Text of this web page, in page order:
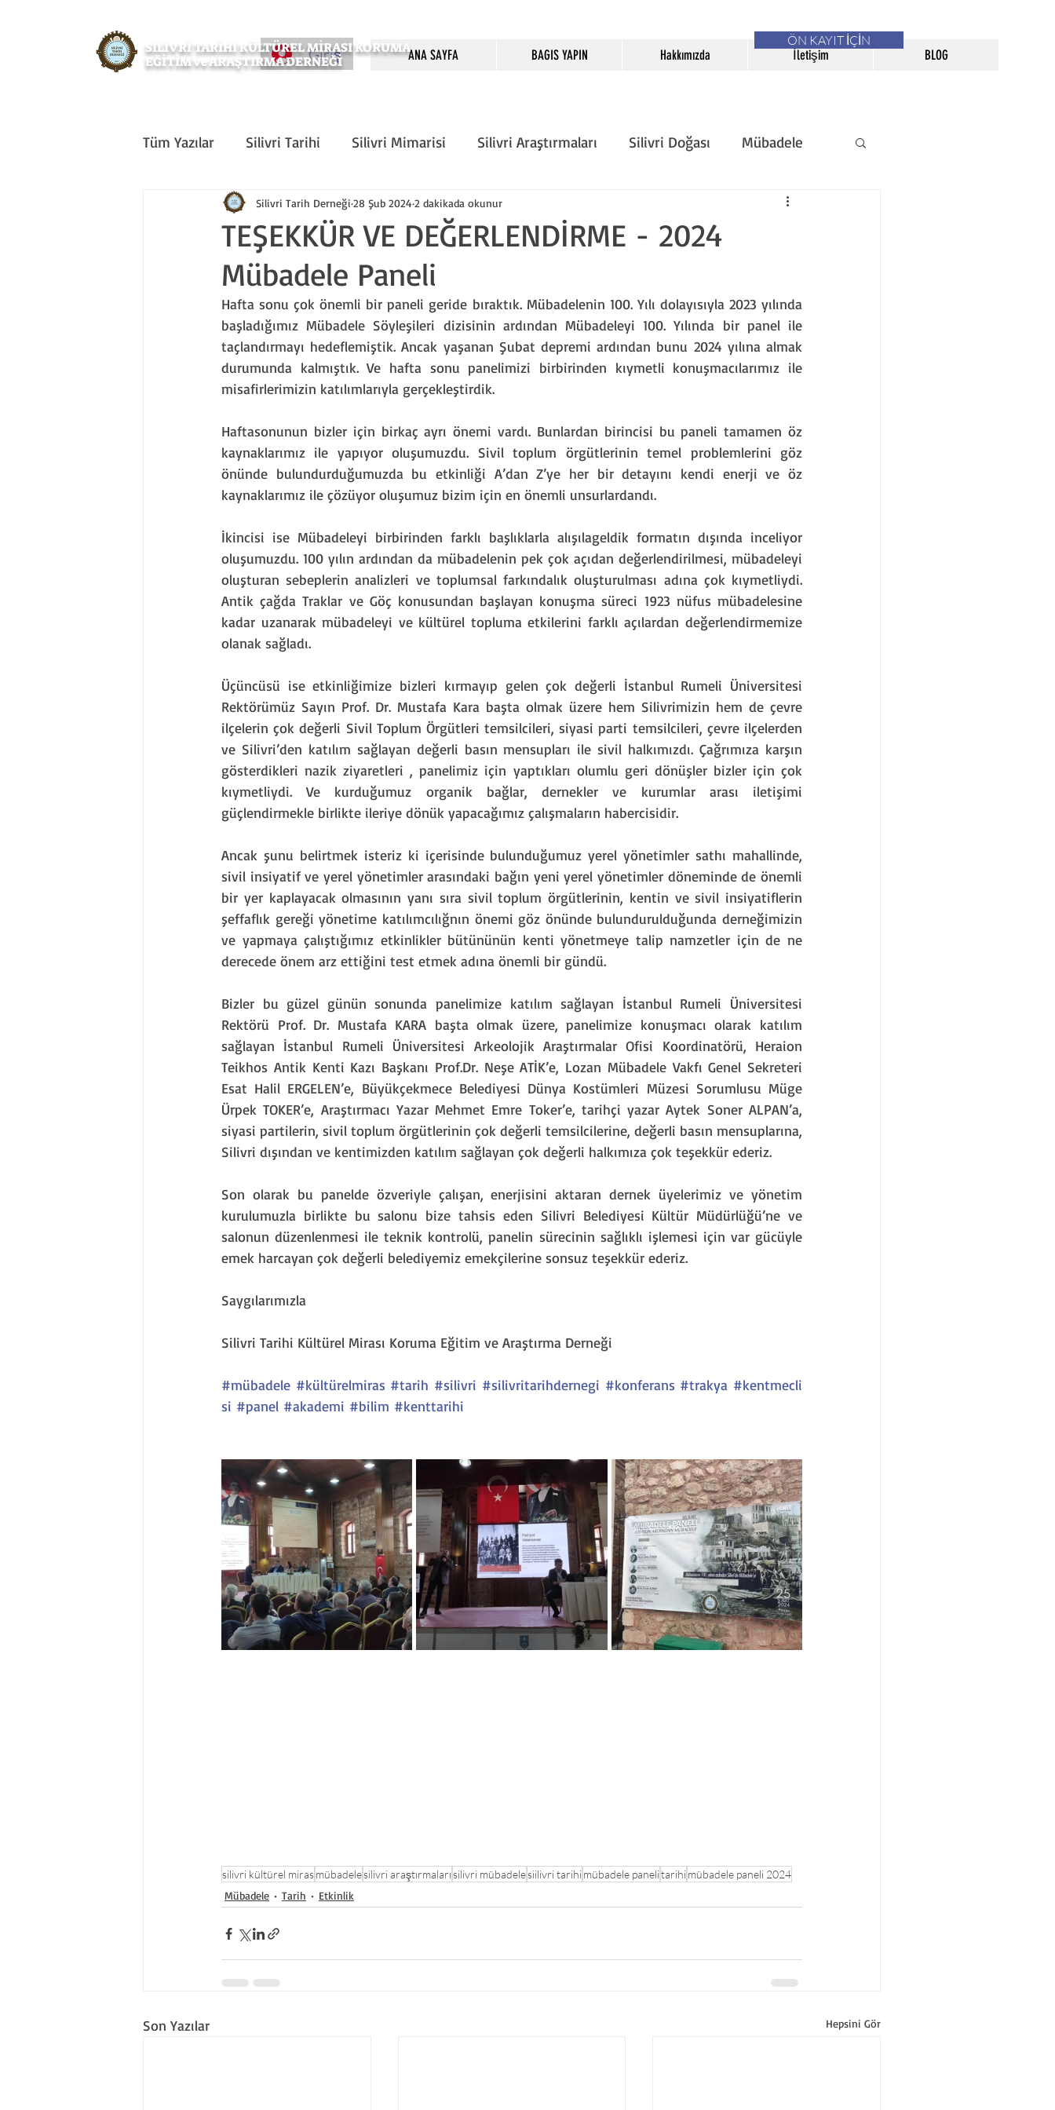
SİLİVRİ TARİHİ KÜLTÜREL MİRASI KORUMA
EĞİTİM ve ARAŞTIRMA DERNEĞİ
ÖN KAYIT İÇİN
Giriş ANA SAYFA BAGIS YAPIN Hakkımızda İletişim BLOG
Tüm Yazılar Silivri Tarihi Silivri Mimarisi Silivri Araştırmaları Silivri Doğası Mübadele
Tarih Sanat Önemli Günler Köşe Yazarları
Silivri Çalışmaları Sivil Toplum
TEŞEKKÜR VE DEĞERLENDİRME - 2024
Mübadele Paneli
Silivri Tarih Derneği 28 Şub 2024 2 dakikada okunur
Hafta sonu çok önemli bir paneli geride bıraktık. Mübadelenin 100. Yılı dolayısıyla 2023 yılında
başladığımız Mübadele Söyleşileri dizisinin ardından Mübadeleyi 100. Yılında bir panel ile
taçlandırmayı hedeflemiştik. Ancak yaşanan Şubat depremi ardından bunu 2024 yılına almak
durumunda kalmıştık. Ve hafta sonu panelimizi birbirinden kıymetli konuşmacılarımız ile
misafirlerimizin katılımlarıyla gerçekleştirdik.
Haftasonunun bizler için birkaç ayrı önemi vardı. Bunlardan birincisi bu paneli tamamen öz
kaynaklarımız ile yapıyor oluşumuzdu. Sivil toplum örgütlerinin temel problemlerini göz
önünde bulundurduğumuzda bu etkinliği A’dan Z’ye her bir detayını kendi enerji ve öz
kaynaklarımız ile çözüyor oluşumuz bizim için en önemli unsurlardandı.
İkincisi ise Mübadeleyi birbirinden farklı başlıklarla alışılageldik formatın dışında inceliyor
oluşumuzdu. 100 yılın ardından da mübadelenin pek çok açıdan değerlendirilmesi, mübadeleyi
oluşturan sebeplerin analizleri ve toplumsal farkındalık oluşturulması adına çok kıymetliydi.
Antik çağda Traklar ve Göç konusundan başlayan konuşma süreci 1923 nüfus mübadelesine
kadar uzanarak mübadeleyi ve kültürel topluma etkilerini farklı açılardan değerlendirmemize
olanak sağladı.
Üçüncüsü ise etkinliğimize bizleri kırmayıp gelen çok değerli İstanbul Rumeli Üniversitesi
Rektörümüz Sayın Prof. Dr. Mustafa Kara başta olmak üzere hem Silivrimizin hem de çevre
ilçelerin çok değerli Sivil Toplum Örgütleri temsilcileri, siyasi parti temsilcileri, çevre ilçelerden
ve Silivri’den katılım sağlayan değerli basın mensupları ile sivil halkımızdı. Çağrımıza karşın
gösterdikleri nazik ziyaretleri , panelimiz için yaptıkları olumlu geri dönüşler bizler için çok
kıymetliydi. Ve kurduğumuz organik bağlar, dernekler ve kurumlar arası iletişimi
güçlendirmekle birlikte ileriye dönük yapacağımız çalışmaların habercisidir.
Ancak şunu belirtmek isteriz ki içerisinde bulunduğumuz yerel yönetimler sathı mahallinde,
sivil insiyatif ve yerel yönetimler arasındaki bağın yeni yerel yönetimler döneminde de önemli
bir yer kaplayacak olmasının yanı sıra sivil toplum örgütlerinin, kentin ve sivil insiyatiflerin
şeffaflık gereği yönetime katılımcılığnın önemi göz önünde bulundurulduğunda derneğimizin
ve yapmaya çalıştığımız etkinlikler bütününün kenti yönetmeye talip namzetler için de ne
derecede önem arz ettiğini test etmek adına önemli bir gündü.
Bizler bu güzel günün sonunda panelimize katılım sağlayan İstanbul Rumeli Üniversitesi
Rektörü Prof. Dr. Mustafa KARA başta olmak üzere, panelimize konuşmacı olarak katılım
sağlayan İstanbul Rumeli Üniversitesi Arkeolojik Araştırmalar Ofisi Koordinatörü, Heraion
Teikhos Antik Kenti Kazı Başkanı Prof.Dr. Neşe ATİK’e, Lozan Mübadele Vakfı Genel Sekreteri
Esat Halil ERGELEN’e, Büyükçekmece Belediyesi Dünya Kostümleri Müzesi Sorumlusu Müge
Ürpek TOKER’e, Araştırmacı Yazar Mehmet Emre Toker’e, tarihçi yazar Aytek Soner ALPAN’a,
siyasi partilerin, sivil toplum örgütlerinin çok değerli temsilcilerine, değerli basın mensuplarına,
Silivri dışından ve kentimizden katılım sağlayan çok değerli halkımıza çok teşekkür ederiz.
Son olarak bu panelde özveriyle çalışan, enerjisini aktaran dernek üyelerimiz ve yönetim
kurulumuzla birlikte bu salonu bize tahsis eden Silivri Belediyesi Kültür Müdürlüğü’ne ve
salonun düzenlenmesi ile teknik kontrolü, panelin sürecinin sağlıklı işlemesi için var gücüyle
emek harcayan çok değerli belediyemiz emekçilerine sonsuz teşekkür ederiz.
Saygılarımızla
Silivri Tarihi Kültürel Mirası Koruma Eğitim ve Araştırma Derneği
#mübadele #kültürelmiras #tarih #silivri #silivritarihdernegi #konferans #trakya #kentmecli
si #panel #akademi #bilim #kenttarihi
silivri kültürel mirasmübadelesilivri araştırmalarısilivri mübadelesiilivri tarihimübadele panelitarihimübadele paneli 2024
Mübadele
Tarih Etkinlik
Son Yazılar Hepsini Gör